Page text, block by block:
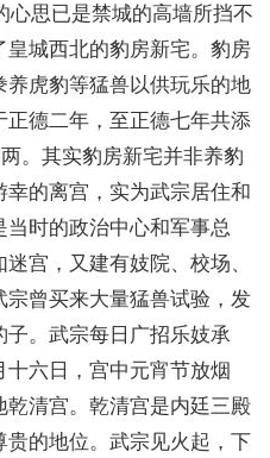
心思已是禁城的高墙所挡不
城西北的豹房新宅。豹房
虎豹等猛兽以供玩乐的地
德二年，至正德七年共添
。其实豹房新宅并非养豹
的离宫，实为武宗居住和
时的政治中心和军事总
宫，又建有妓院、校场、
曾买来大量猛兽试验，发
。武宗每日广招乐妓承
六日，宫中元宵节放烟
清宫。乾清宫是内廷三殿
的地位。武宗见火起，下